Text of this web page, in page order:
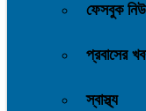
ফেসবুক
প্রবাসের
স্বাস্থ্য